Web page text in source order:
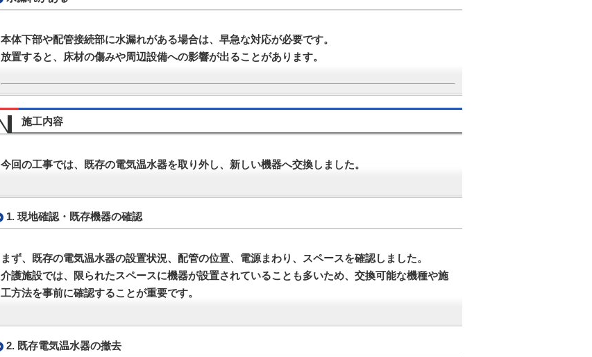
本体下部や配管接続部に水漏れがある場合は、早急な対応が必要です。
放置すると、床材の傷みや周辺設備への影響が出ることがあります。
施工内容
今回の工事では、既存の電気温水器を取り外し、新しい機器へ交換しました。
1. 現地確認・既存機器の確認
まず、既存の電気温水器の設置状況、配管の位置、電源まわり、スペースを確認しました。
介護施設では、限られたスペースに機器が設置されていることも多いため、交換可能な機種や施
工方法を事前に確認することが重要です。
2. 既存電気温水器の撤去